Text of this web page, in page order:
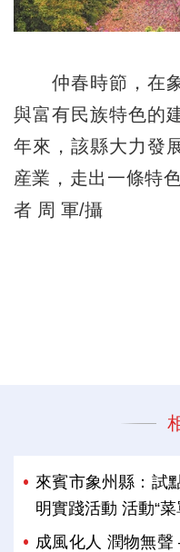
仲春時節，在象
與富有民族特色的
年來，該縣大力發
産業，走出一條特
者 周 軍/攝
來賓市象州縣：試
明實踐活動 活動“菜
成風化人 潤物無